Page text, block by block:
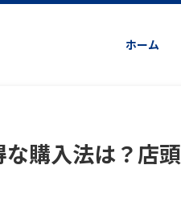
ホーム
購入法は？店頭